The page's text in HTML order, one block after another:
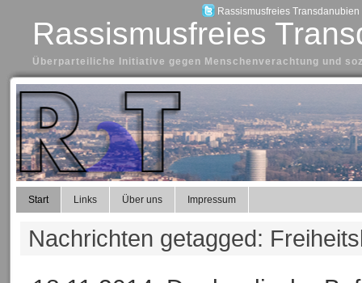
Rassismusfreies Transdanubien
Rassismusfreies
Überparteiliche Initiative gegen Menschenverachtung und
Start Links Über uns Impressum
Nachrichten getagged: